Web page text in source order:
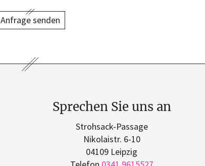
Anfrage senden
Sprechen Sie uns an
Strohsack-Passage
Nikolaistr. 6-10
04109 Leipzig